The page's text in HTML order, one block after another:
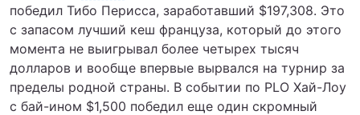
победил Тибо Перисса, заработавший $197,308. Это
с запасом лучший кеш француза, который до этого
момента не выигрывал более четырех тысяч
долларов и вообще впервые вырвался на турнир за
пределы родной страны. В событии по PLO Хай-Лоу
с бай-ином $1,500 победил еще один скромный